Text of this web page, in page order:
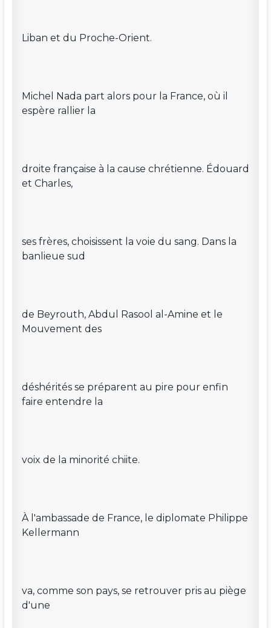
Liban et du Proche-Orient.
Michel Nada part alors pour la France, où il
espère rallier la
droite française à la cause chrétienne. Édouard
et Charles,
ses frères, choisissent la voie du sang. Dans la
banlieue sud
de Beyrouth, Abdul Rasool al-Amine et le
Mouvement des
déshérités se préparent au pire pour enfin
faire entendre la
voix de la minorité chiite.
À l'ambassade de France, le diplomate Philippe
Kellermann
va, comme son pays, se retrouver pris au piège
d'une